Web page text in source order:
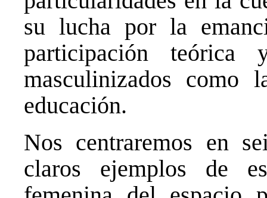
su lucha por la
participación
masculinizados
educación.
Nos centraremos en
claros ejemplos de